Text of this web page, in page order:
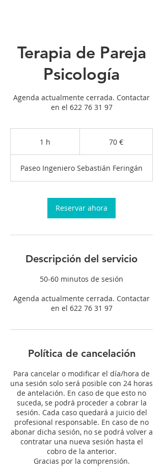
Terapia de Pareja
Psicología
Agenda actualmente cerrada. Contactar
en el 622 76 31 97
1 h 70 €
Paseo Ingeniero Sebastián Feringán
Reservar ahora
Descripción del servicio
50-60 minutos de sesión
Agenda actualmente cerrada. Contactar
en el 622 76 31 97
Política de cancelación
Para cancelar o modificar el día/hora de
una sesión solo será posible con 24 horas
de antelación. En caso de que esto no
suceda, se podrá proceder a cobrar la
sesión. Cada caso quedará a juicio del
profesional responsable. En caso de no
abonar dicha sesión, no se podrá volver a
contratar una nueva sesión hasta el
cobro de la anterior.
Gracias por la comprensión.